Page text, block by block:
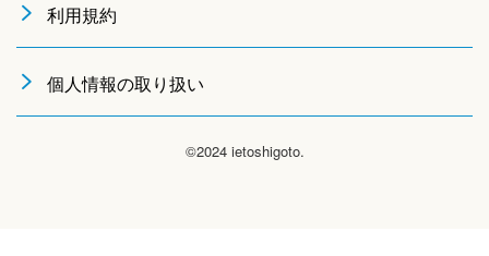
利用規約
個人情報の取り扱い
©2024 ietoshigoto.